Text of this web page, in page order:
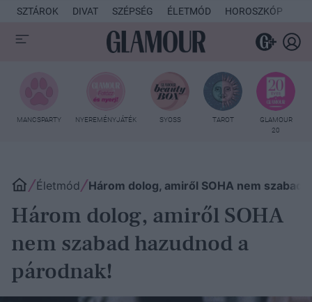
SZTÁROK DIVAT SZÉPSÉG ÉLETMÓD HOROSZKÓP
MANCSPARTY NYEREMÉNYJÁTÉK SYOSS TAROT
GLAMOUR
20
Életmód Három dolog, amiről SOHA nem szabad
Három dolog, amiről SOHA
nem szabad hazudnod a
párodnak!